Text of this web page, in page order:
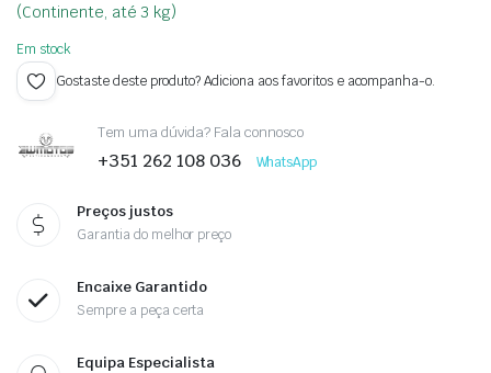
(Continente, até 3 kg)
Em stock
Gostaste deste produto? Adiciona aos favoritos e acompanha-o.
Tem uma dúvida? Fala connosco
+351 262 108 036 WhatsApp
Preços justos
Garantia do melhor preço
Encaixe Garantido
Sempre a peça certa
Equipa Especialista